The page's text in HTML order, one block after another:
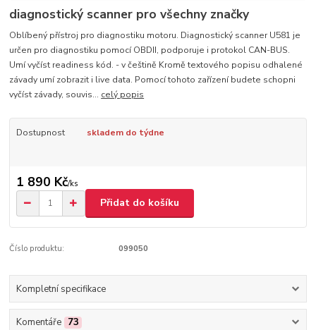
diagnostický scanner pro všechny značky
Oblíbený přístroj pro diagnostiku motoru. Diagnostický scanner U581 je
určen pro diagnostiku pomocí OBDII, podporuje i protokol CAN-BUS.
Umí vyčíst readiness kód. - v češtině Kromě textového popisu odhalené
závady umí zobrazit i live data. Pomocí tohoto zařízení budete schopni
vyčíst závady, souvis... celý popis
Dostupnost skladem do týdne
1 890 Kč/ks
Přidat do košíku
Číslo produktu: 099050
Kompletní specifikace
Komentáře 73